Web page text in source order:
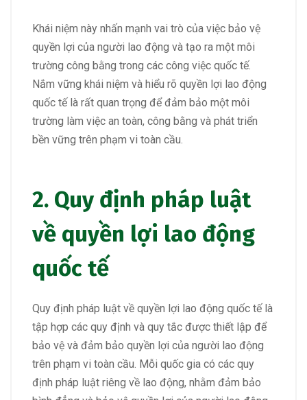
Khái niệm này nhấn mạnh vai trò của việc bảo vệ
quyền lợi của người lao động và tạo ra một môi
trường công bằng trong các công việc quốc tế.
Nắm vững khái niệm và hiểu rõ quyền lợi lao động
quốc tế là rất quan trọng để đảm bảo một môi
trường làm việc an toàn, công bằng và phát triển
bền vững trên phạm vi toàn cầu.
2. Quy định pháp luật
về quyền lợi lao động
quốc tế
Quy định pháp luật về quyền lợi lao động quốc tế là
tập hợp các quy định và quy tắc được thiết lập để
bảo vệ và đảm bảo quyền lợi của người lao động
trên phạm vi toàn cầu. Mỗi quốc gia có các quy
định pháp luật riêng về lao động, nhằm đảm bảo